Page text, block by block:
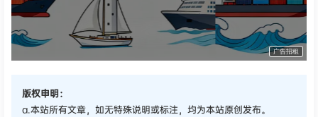
货代QA社·让货代之路更简单！
广告招租
版权申明：
a.本站所有文章，如无特殊说明或标注，均为本站原创发布。